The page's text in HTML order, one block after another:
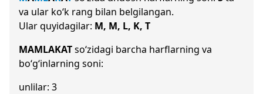
va ular ko‘k rang bilan belgilangan.
Ular quyidagilar: M, M, L, K, T
MAMLAKATso‘zidagi barcha harflarning va
bo‘g‘inlarning soni:
unlilar: 3